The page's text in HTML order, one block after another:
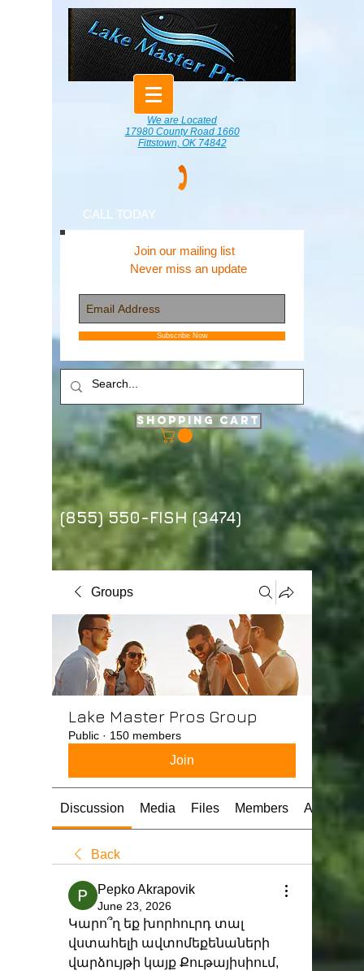
We are Located
17980 County Road 1660
Fittstown, OK 74842
CALL TODAY
Join our mailing list
Never miss an update
Subscribe Now
Shopping Cart
(855) 550-FISH (3474)
Groups
Lake Master Pros Group
Public · 150 members
Join
Discussion Media Files Members About
Back
Pepko Akrapovik
June 23, 2026
Կարո՞ղ եք խորհուրդ տալ
վստահելի ավտոմեքենաների
վարձույթի կայք Քութայիսիում,